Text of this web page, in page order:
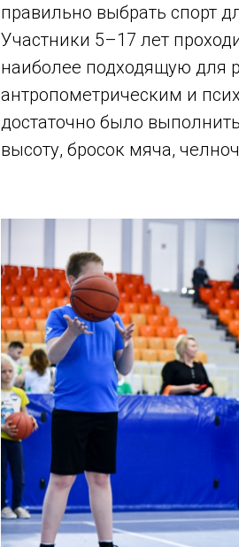
правильно выбрать спорт
Участники 5–17 лет
наиболее подходящую для
антропометрическим и
достаточно было
высоту, бросок мяча,